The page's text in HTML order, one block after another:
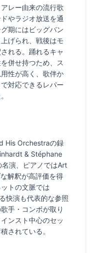
レー由来の流行歌
やラジオ放送を通
期にはビッグバン
げられ、戦後はモ
れる。踊れるキャ
併せ持つため、ス
性が高く、歌伴か
対応できるレパー
His Orchestraの録
& Stéphane
演、ピアノではArt
解釈が高評価を得
トの文脈では
快演も代表的な参照
手・コンボが取り
ンスト中心のセッ
されている。